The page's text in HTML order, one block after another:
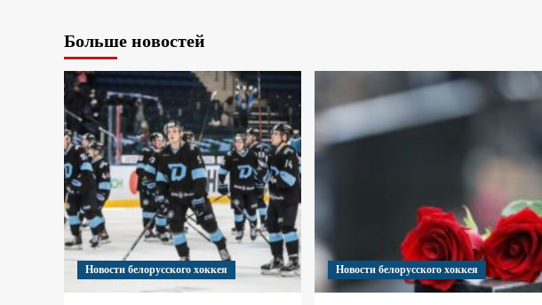
Больше новостей
Новости белорусского хоккея Новости белорусского хоккея